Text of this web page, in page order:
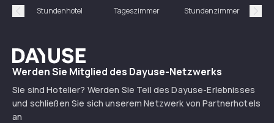
Précédent
Stundenhotel Tageszimmer Stundenzimmer
Dayuse
Werden Sie Mitglied des Dayuse-Netzwerks
Sie sind Hotelier? Werden Sie Teil des Dayuse-Erlebnisses
und schließen Sie sich unserem Netzwerk von Partnerhotels
an